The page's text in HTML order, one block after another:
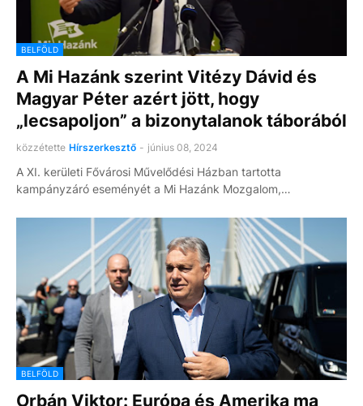
BELFÖLD
A Mi Hazánk szerint Vitézy Dávid és
Magyar Péter azért jött, hogy
„lecsapoljon” a bizonytalanok táborából
közzétette Hírszerkesztő - június 08, 2024
A XI. kerületi Fővárosi Művelődési Házban tartotta
kampányzáró eseményét a Mi Hazánk Mozgalom,…
BELFÖLD
Orbán Viktor: Európa és Amerika ma